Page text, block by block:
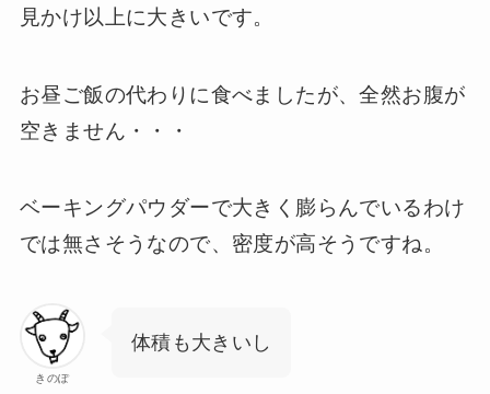
見かけ以上に大きいです。
お昼ご飯の代わりに食べましたが、全然お腹が
空きません・・・
ベーキングパウダーで大きく膨らんでいるわけ
では無さそうなので、密度が高そうですね。
きのぽ
体積も大きいし